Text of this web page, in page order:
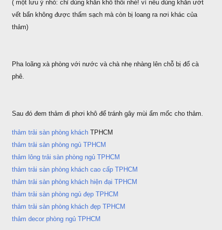
( một lưu ý nhỏ: chỉ dùng khăn khô thôi nhé! vì nếu dùng khăn ướt
vết bẩn không được thấm sạch mà còn bị loang ra nơi khác của
thảm)
Pha loãng xà phòng với nước và chà nhẹ nhàng lên chỗ bị đổ cà
phê.
Sau đó đem thảm đi phơi khô để tránh gây mùi ẩm mốc cho thảm.
thảm trải sàn phòng khách TPHCM
thảm trải sàn phòng ngủ TPHCM
thảm lông trải sàn phòng ngủ TPHCM
thảm trải sàn phòng khách cao cấp TPHCM
thảm trải sàn phòng khách hiện đại TPHCM
thảm trải sàn phòng ngủ đẹp TPHCM
thảm trải sàn phòng khách đẹp TPHCM
thảm decor phòng ngủ TPHCM